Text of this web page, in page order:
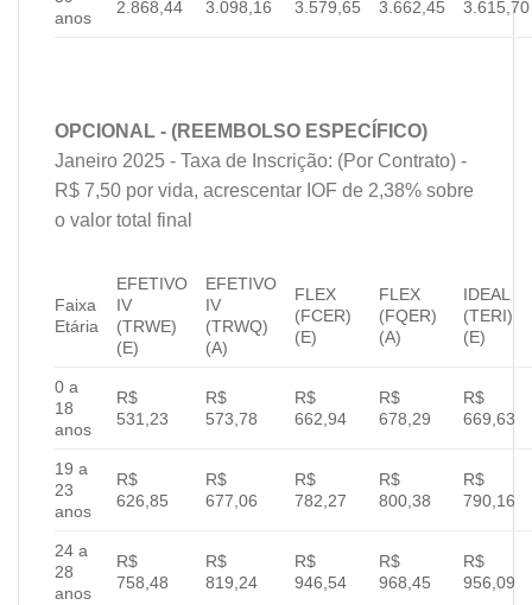
anos
2.868,44
3.098,16
3.579,65
3.662,45
3.615,70
OPCIONAL - (REEMBOLSO ESPECÍFICO)
Janeiro 2025 - Taxa de Inscrição: (Por Contrato) -
R$ 7,50 por vida, acrescentar IOF de 2,38% sobre
o valor total final
Faixa
Etária
EFETIVO
IV
(TRWE)
(E)
EFETIVO
IV
(TRWQ)
(A)
FLEX
(FCER)
(E)
FLEX
(FQER)
(A)
IDEAL
(TERI)
(E)
0 a
18
anos
R$
531,23
R$
573,78
R$
662,94
R$
678,29
R$
669,63
19 a
23
anos
R$
626,85
R$
677,06
R$
782,27
R$
800,38
R$
790,16
24 a
28
anos
R$
758,48
R$
819,24
R$
946,54
R$
968,45
R$
956,09